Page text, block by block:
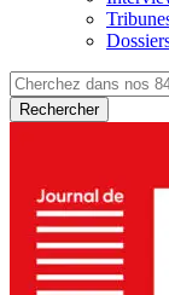
Rechercher